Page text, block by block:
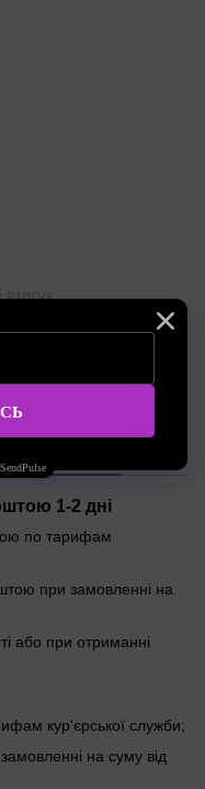
1-2 дні
по тарифам
при замовленні на
або при отриманні
кур'єрської служби;
на суму від